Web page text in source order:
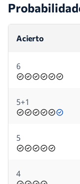
Acierto
6
5+1
5
4